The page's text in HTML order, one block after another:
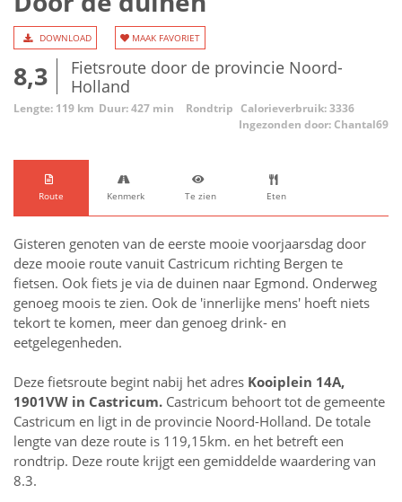
DOWNLOAD MAAK FAVORIET
8,3
Fietsroute door de provincie Noord-
Holland
Lengte: 119 km Duur: 427 min Rondtrip Calorieverbruik: 3336
Ingezonden door: Chantal69
Route Kenmerk Te zien Eten
Gisteren genoten van de eerste mooie voorjaarsdag door
deze mooie route vanuit Castricum richting Bergen te
fietsen. Ook fiets je via de duinen naar Egmond. Onderweg
genoeg moois te zien. Ook de 'innerlijke mens' hoeft niets
tekort te komen, meer dan genoeg drink- en
eetgelegenheden.
Deze fietsroute begint nabij het adres Kooiplein 14A,
1901VW in Castricum. Castricum behoort tot de gemeente
Castricum en ligt in de provincie Noord-Holland. De totale
lengte van deze route is 119,15km. en het betreft een
rondtrip. Deze route krijgt een gemiddelde waardering van
8.3.